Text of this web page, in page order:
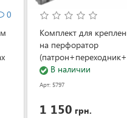
0
Комплект для
на перфоратор
Bosch (2607000982)
В наличии
Арт: 5797
1 150 грн.